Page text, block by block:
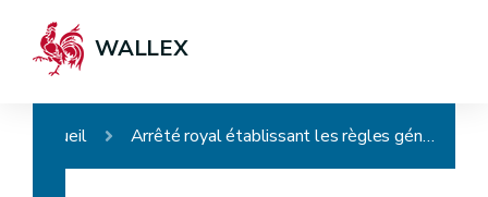
WALLEX
Accueil Arrêté royal établissant les règles générales d'exécution des marchés publics (Ancien intitulé avant la modification du 22 juin 2017 : Arrêté royal établissant les règles générales d'exécution des marchés publics et des concessions de travaux publics)